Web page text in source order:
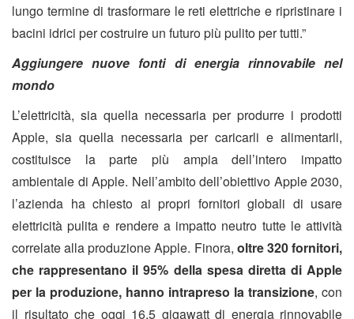
lungo termine di trasformare le reti elettriche e ripristinare i
bacini idrici per costruire un futuro più pulito per tutti.”
Aggiungere nuove fonti di energia rinnovabile nel
mondo
L’elettricità, sia quella necessaria per produrre i prodotti
Apple, sia quella necessaria per caricarli e alimentarli,
costituisce la parte più ampia dell’intero impatto
ambientale di Apple. Nell’ambito dell’obiettivo Apple 2030,
l’azienda ha chiesto ai propri fornitori globali di usare
elettricità pulita e rendere a impatto neutro tutte le attività
correlate alla produzione Apple. Finora, oltre 320 fornitori,
che rappresentano il 95% della spesa diretta di Apple
per la produzione, hanno intrapreso la transizione, con
il risultato che oggi 16,5 gigawatt di energia rinnovabile